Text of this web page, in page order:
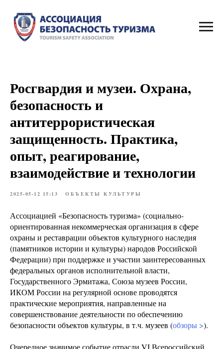
Росгвардия и музеи. Охрана,
безопасность и
антитеррористическая
защищенность. Практика,
опыт, реагирование,
взаимодействие и технологии
2025-05-12 15:13 ОБЪЕКТЫ КУЛЬТУРЫ
Ассоциацией «Безопасность туризма» (социально-
ориентированная некоммерческая организация в сфере
охраны и реставрации объектов культурного наследия
(памятников истории и культуры) народов Российской
Федерации) при поддержке и участии заинтересованных
федеральных органов исполнительной власти,
Государственного Эрмитажа, Союза музеев России,
ИКОМ России на регулярной основе проводятся
практические мероприятия, направленные на
совершенствование деятельности по обеспечению
безопасности объектов культуры, в т.ч. музеев (обзоры >).
Очередное значимое событие отрасли VI Всероссийский